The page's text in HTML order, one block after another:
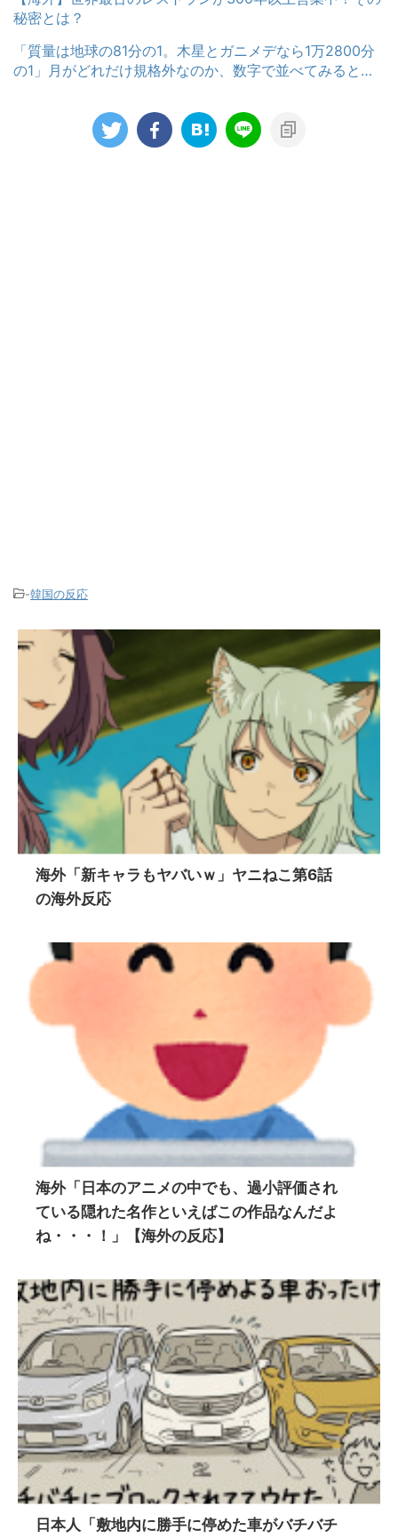
秘密とは？
「質量は地球の81分の1。木星とガニメデなら1万2800分
の1」月がどれだけ規格外なのか、数字で並べてみると…
-韓国の反応
海外「新キャラもヤバいｗ」ヤニねこ第6話
の海外反応
海外「日本のアニメの中でも、過小評価され
ている隠れた名作といえばこの作品なんだよ
ね・・・！」【海外の反応】
日本人「敷地内に勝手に停めた車がバチバチ